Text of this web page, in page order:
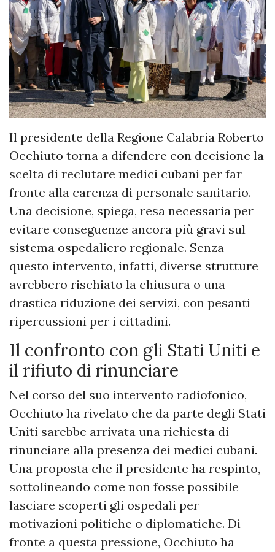
Il presidente della Regione Calabria Roberto
Occhiuto torna a difendere con decisione la
scelta di reclutare medici cubani per far
fronte alla carenza di personale sanitario.
Una decisione, spiega, resa necessaria per
evitare conseguenze ancora più gravi sul
sistema ospedaliero regionale. Senza
questo intervento, infatti, diverse strutture
avrebbero rischiato la chiusura o una
drastica riduzione dei servizi, con pesanti
ripercussioni per i cittadini.
Il confronto con gli Stati Uniti e
il rifiuto di rinunciare
Nel corso del suo intervento radiofonico,
Occhiuto ha rivelato che da parte degli Stati
Uniti sarebbe arrivata una richiesta di
rinunciare alla presenza dei medici cubani.
Una proposta che il presidente ha respinto,
sottolineando come non fosse possibile
lasciare scoperti gli ospedali per
motivazioni politiche o diplomatiche. Di
fronte a questa pressione, Occhiuto ha